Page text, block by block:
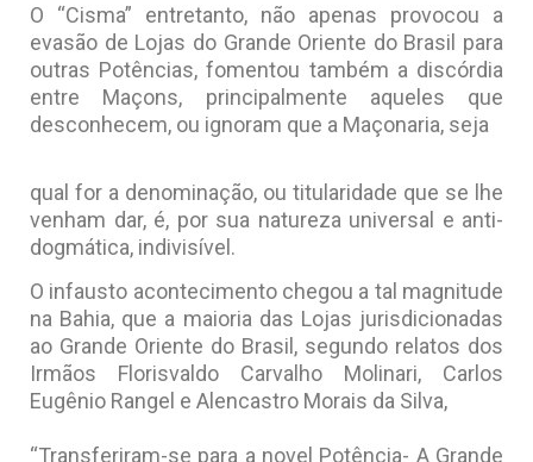
O “Cisma” entretanto, não apenas provocou a
evasão de Lojas do Grande Oriente do Brasil para
outras Potências, fomentou também a discórdia
entre Maçons, principalmente aqueles que
desconhecem, ou ignoram que a Maçonaria, seja
qual for a denominação, ou titularidade que se lhe
venham dar, é, por sua natureza universal e anti-
dogmática, indivisível.
O infausto acontecimento chegou a tal magnitude
na Bahia, que a maioria das Lojas jurisdicionadas
ao Grande Oriente do Brasil, segundo relatos dos
Irmãos Florisvaldo Carvalho Molinari, Carlos
Eugênio Rangel e Alencastro Morais da Silva,
“Transferiram-se para a novel Potência- A Grande